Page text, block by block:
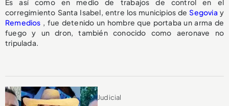
Es así como en medio de trabajos de control en el
corregimiento Santa Isabel, entre los municipios deSegovia y
Remedios , fue detenido un hombre que portaba un arma de
fuego y un dron, también conocido como aeronave no
tripulada.
Judicial